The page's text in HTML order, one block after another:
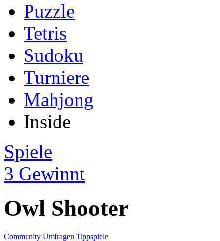
Puzzle
Tetris
Sudoku
Turniere
Mahjong
Inside
Spiele
3 Gewinnt
Owl Shooter
Community Umfragen Tippspiele